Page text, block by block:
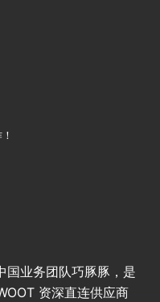
业务团队巧豚豚，是
资深直连供应商